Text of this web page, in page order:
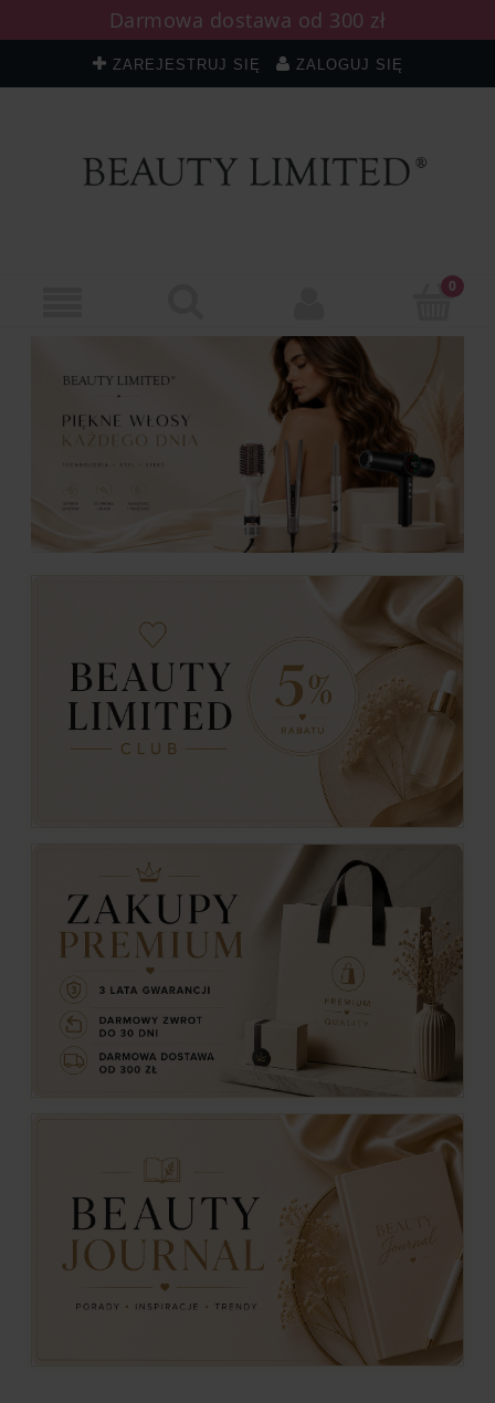
Darmowa dostawa od 300 zł
ZAREJESTRUJ SIĘ ZALOGUJ SIĘ